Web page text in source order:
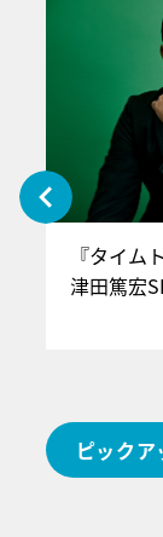
『タイム
津田篤
ピック